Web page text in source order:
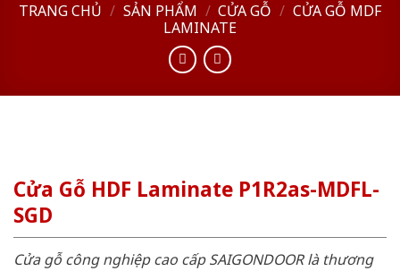
TRANG CHỦ / SẢN PHẨM / CỬA GỖ / CỬA GỖ MDF
LAMINATE
Cửa Gỗ HDF Laminate P1R2as-MDFL-
SGD
Cửa gỗ công nghiệp cao cấp SAIGONDOOR là thương